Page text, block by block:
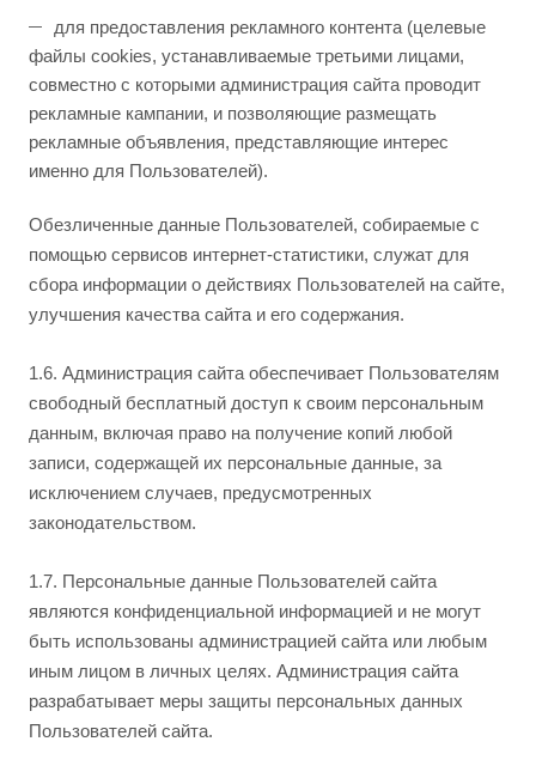
для предоставления рекламного контента (целевые
файлы сookies, устанавливаемые третьими лицами,
совместно с которыми администрация сайта проводит
рекламные кампании, и позволяющие размещать
рекламные объявления, представляющие интерес
именно для Пользователей).
Обезличенные данные Пользователей, собираемые с
помощью сервисов интернет-статистики, служат для
сбора информации о действиях Пользователей на сайте,
улучшения качества сайта и его содержания.
1.6. Администрация сайта обеспечивает Пользователям
свободный бесплатный доступ к своим персональным
данным, включая право на получение копий любой
записи, содержащей их персональные данные, за
исключением случаев, предусмотренных
законодательством.
1.7. Персональные данные Пользователей сайта
являются конфиденциальной информацией и не могут
быть использованы администрацией сайта или любым
иным лицом в личных целях. Администрация сайта
разрабатывает меры защиты персональных данных
Пользователей сайта.